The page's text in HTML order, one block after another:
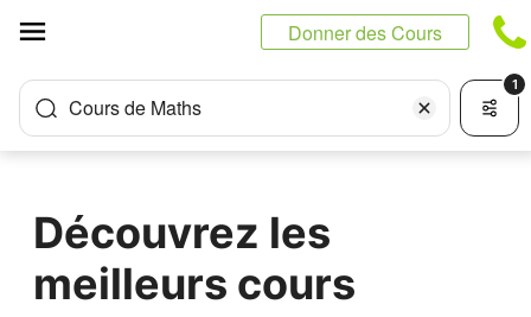
Donner des Cours
Cours de Maths
1
Découvrez les
meilleurs cours